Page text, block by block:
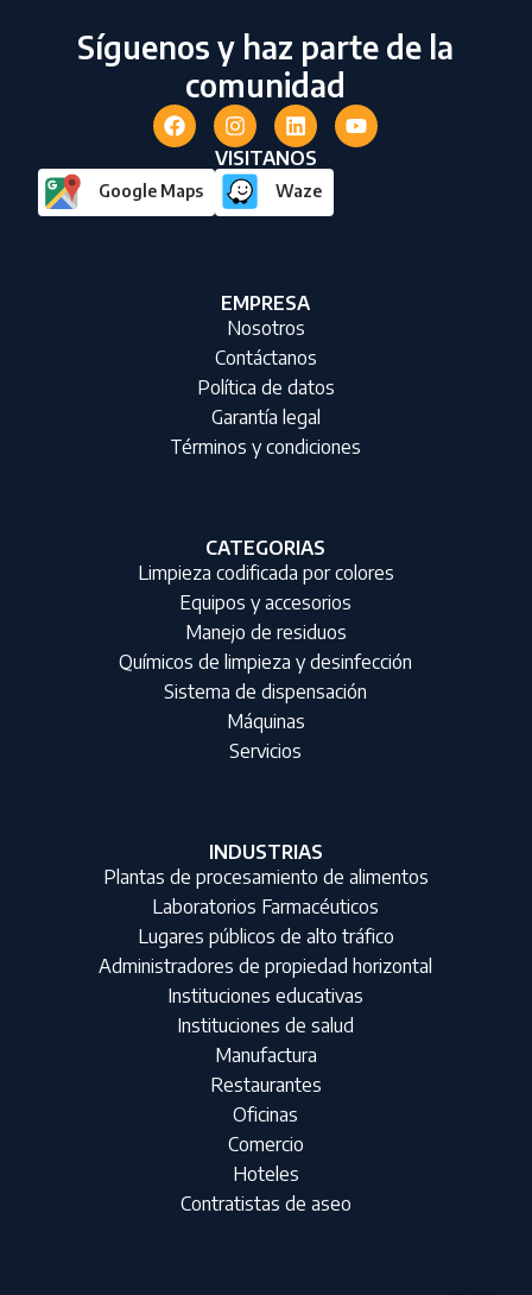
Síguenos y haz parte de la
comunidad
VISITANOS
Google Maps Waze
EMPRESA
Nosotros
Contáctanos
Política de datos
Garantía legal
Términos y condiciones
CATEGORIAS
Limpieza codificada por colores
Equipos y accesorios
Manejo de residuos
Químicos de limpieza y desinfección
Sistema de dispensación
Máquinas
Servicios
INDUSTRIAS
Plantas de procesamiento de alimentos
Laboratorios Farmacéuticos
Lugares públicos de alto tráfico
Administradores de propiedad horizontal
Instituciones educativas
Instituciones de salud
Manufactura
Restaurantes
Oficinas
Comercio
Hoteles
Contratistas de aseo